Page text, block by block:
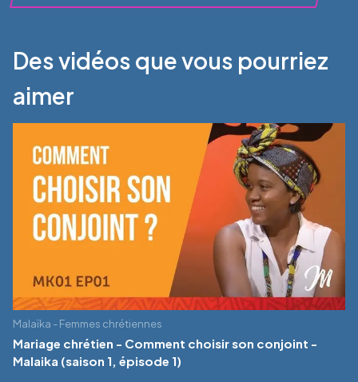
Des vidéos que vous pourriez
aimer
Malaïka - Femmes chrétiennes
Mariage chrétien - Comment choisir son conjoint -
Malaika (saison 1, épisode 1)